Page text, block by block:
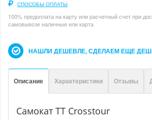
СПОСОБЫ ОПЛАТЫ
100% предоплата на карту или расчетный счет при
самовывозе наличные или карта
НАШЛИ ДЕШЕВЛЕ, СДЕЛАЕМ ЕЩЕ
Описание Характеристики Отзывы
Самокат TT Crosstour